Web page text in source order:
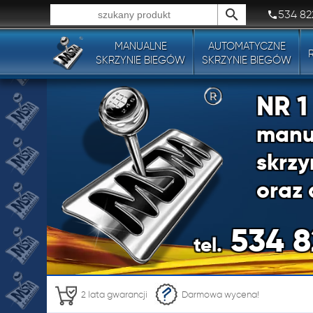
Wszystkie typy produktów!
534
MANUALNE
SKRZYNIE BIEGÓW
AUTOMATYCZNE
SKRZYNIE BIEGÓW
tel.534
NR
oraz
NR
2 lata gwarancji Darmowa wycena!